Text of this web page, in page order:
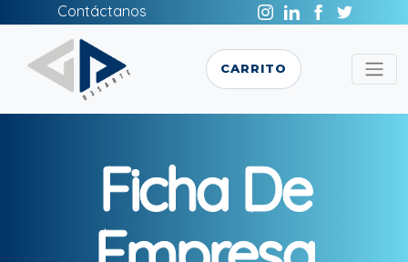
Contáctanos
CARRITO
Ficha De